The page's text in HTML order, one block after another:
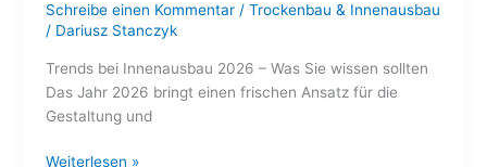
Schreibe einen Kommentar / Trockenbau & Innenausbau
/ Dariusz Stanczyk
Trends bei Innenausbau 2026 – Was Sie wissen sollten
Das Jahr 2026 bringt einen frischen Ansatz für die
Gestaltung und
Was
Sie
wissen
sollten
Weiterlesen »